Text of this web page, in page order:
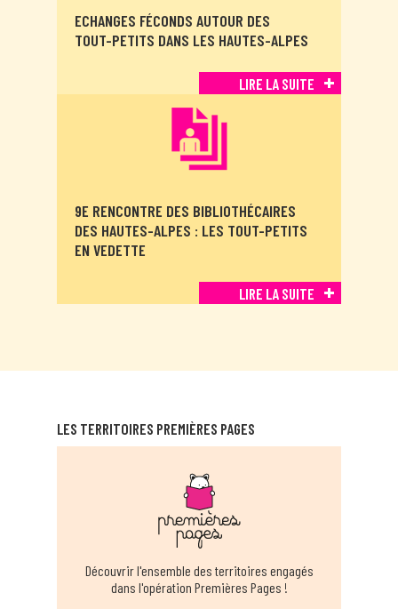
ECHANGES FÉCONDS AUTOUR DES
TOUT-PETITS DANS LES HAUTES-ALPES
LIRE LA SUITE
9E RENCONTRE DES BIBLIOTHÉCAIRES
DES HAUTES-ALPES : LES TOUT-PETITS
EN VEDETTE
LIRE LA SUITE
LES TERRITOIRES PREMIÈRES PAGES
Découvrir l'ensemble des territoires engagés
dans l'opération Premières Pages !